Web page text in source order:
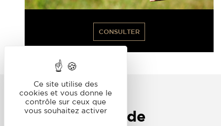
CONSULTER
Notre sélection de
Ce site utilise des
cookies et vous donne le
contrôle sur ceux que
vous souhaitez activer